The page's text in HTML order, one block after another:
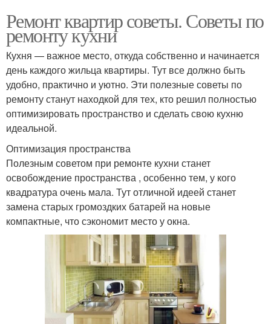
Ремонт квартир советы. Советы по
ремонту кухни
Кухня — важное место, откуда собственно и начинается
день каждого жильца квартиры. Тут все должно быть
удобно, практично и уютно. Эти полезные советы по
ремонту станут находкой для тех, кто решил полностью
оптимизировать пространство и сделать свою кухню
идеальной.
Оптимизация пространства
Полезным советом при ремонте кухни станет
освобождение пространства , особенно тем, у кого
квадратура очень мала. Тут отличной идеей станет
замена старых громоздких батарей на новые
компактные, что сэкономит место у окна.